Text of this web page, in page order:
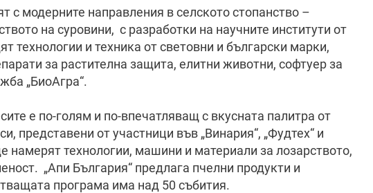
с модерните направления в селското стопанство –
на суровини, с разработки на научните институти от
технологии и техника от световни и български марки,
за растителна защита, елитни животни, софтуер за
„БиоАгра“.
е по-голям и по-впечатляващ с вкусната палитра от
представени от участници във „Винария“, „Фудтех“ и
намерят технологии, машини и материали за лозарството,
„Апи България“ предлага пчелни продукти и
програма има над 50 събития.